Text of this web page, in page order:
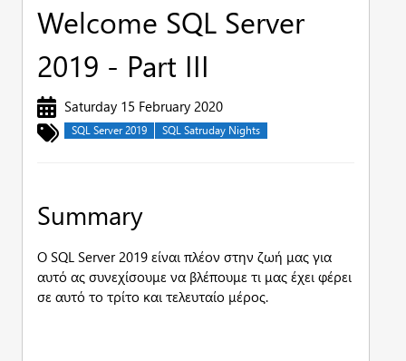
Welcome SQL Server
2019 - Part IIΙ
Saturday 15 February 2020
SQL Server 2019 SQL Satruday Nights
Summary
Ο SQL Server 2019 είναι πλέον στην ζωή μας για
αυτό ας συνεχίσουμε να βλέπουμε τι μας έχει φέρει
σε αυτό το τρίτο και τελευταίο μέρος.